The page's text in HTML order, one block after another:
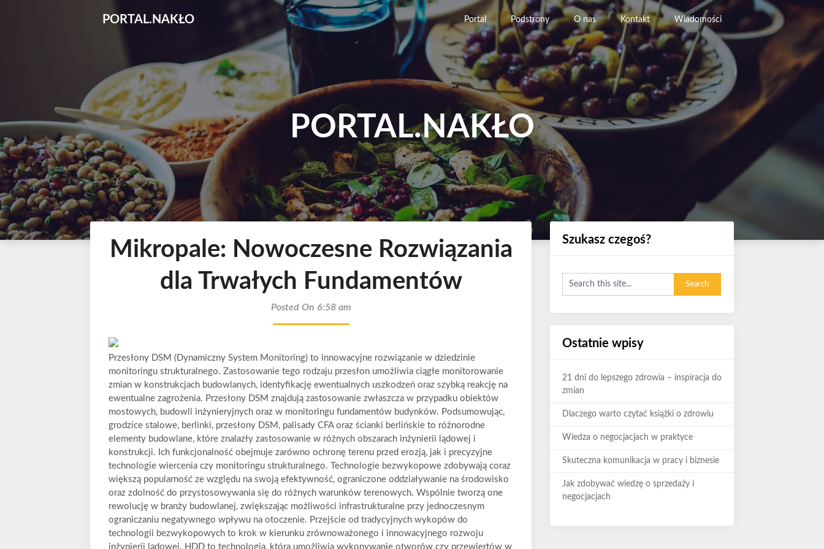
PORTAL.NAKŁO Portal Podstrony O nas Kontakt Wiadomości
PORTAL.NAKŁO
Mikropale: Nowoczesne Rozwiązania
dla Trwałych Fundamentów
Posted On 6:58 am
Przesłony DSM (Dynamiczny System Monitoring) to innowacyjne rozwiązanie w dziedzinie
monitoringu strukturalnego. Zastosowanie tego rodzaju przesłon umożliwia ciągłe monitorowanie
zmian w konstrukcjach budowlanych, identyfikację ewentualnych uszkodzeń oraz szybką reakcję na
ewentualne zagrożenia. Przesłony DSM znajdują zastosowanie zwłaszcza w przypadku obiektów
mostowych, budowli inżynieryjnych oraz w monitoringu fundamentów budynków. Podsumowując,
grodzice stalowe, berlinki, przesłony DSM, palisady CFA oraz ścianki berlińskie to różnorodne
elementy budowlane, które znalazły zastosowanie w różnych obszarach inżynierii lądowej i
konstrukcji. Ich funkcjonalność obejmuje zarówno ochronę terenu przed erozją, jak i precyzyjne
technologie wiercenia czy monitoringu strukturalnego. Technologie bezwykopowe zdobywają coraz
większą popularność ze względu na swoją efektywność, ograniczone oddziaływanie na środowisko
oraz zdolność do przystosowywania się do różnych warunków terenowych. Wspólnie tworzą one
rewolucję w branży budowlanej, zwiększając możliwości infrastrukturalne przy jednoczesnym
ograniczaniu negatywnego wpływu na otoczenie. Przejście od tradycyjnych wykopów do
technologii bezwykopowych to krok w kierunku zrównoważonego i innowacyjnego rozwoju
inżynierii lądowej. HDD to technologia, która umożliwia wykonywanie otworów czy przewiertów w
Szukasz czegoś?
Ostatnie wpisy
21 dni do lepszego zdrowia – inspiracja do
zmian
Dlaczego warto czytać książki o zdrowiu
Wiedza o negocjacjach w praktyce
Skuteczna komunikacja w pracy i biznesie
Jak zdobywać wiedzę o sprzedaży i
negocjacjach